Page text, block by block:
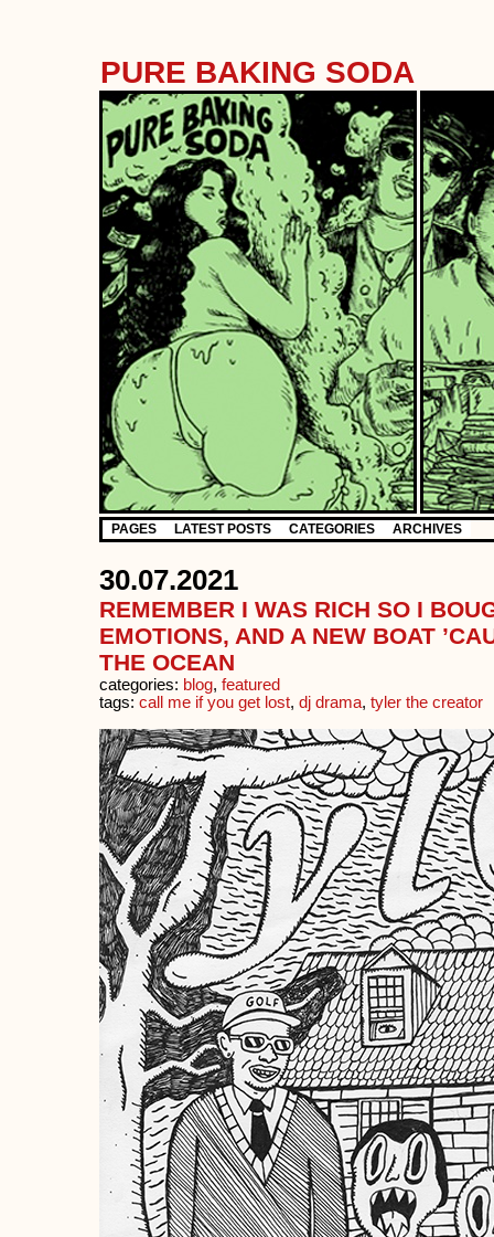
PURE BAKING SODA
PAGES LATEST POSTS CATEGORIES ARCHIVES
30.07.2021
REMEMBER I WAS RICH SO I
EMOTIONS, AND A NEW BOAT
THE OCEAN
categories: blog, featured
tags: call me if you get lost, dj drama, tyler the creator